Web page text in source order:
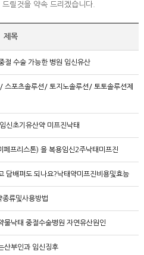
릴것을 약속 드리겠습니다.
제목
절 수술 가능한 병원 임신유산
포츠솔루션/ 토지노솔루션/ 토토솔루션제
신초기유산약 미­프진낙­태
프리스톤) 을 복용임신2주낙­태미­프진
담배펴도 되나요?낙태약미프진비용및효능
류및사용방법
물낙태 중절수술병원 자연유산원인
산부인과 임신징후